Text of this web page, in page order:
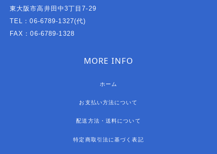
東大阪市高井田中3丁目7-29
TEL：06-6789-1327(代)
FAX：06-6789-1328
MORE INFO
ホーム
お支払い方法について
配送方法・送料について
特定商取引法に基づく表記